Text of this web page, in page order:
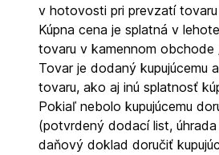
v hotovosti pri prevzatí
Kúpna cena je splatná v
tovaru v kamennom
Tovar je dodaný kupujúcemu
tovaru, ako aj inú splatnosť
Pokiaľ nebolo kupujúcemu
(potvrdený dodací list,
daňový doklad doručiť